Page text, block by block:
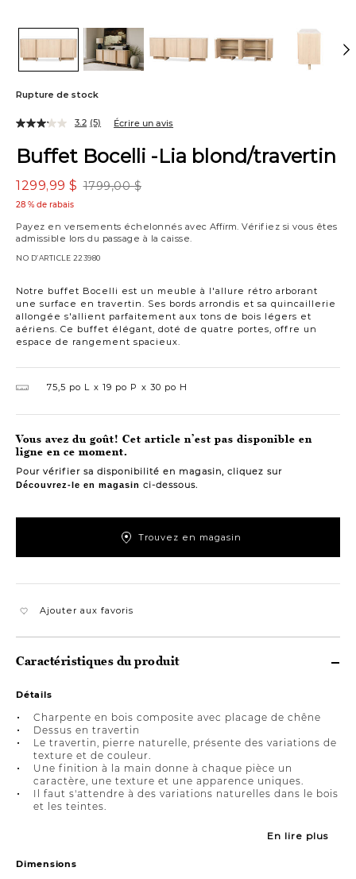
Rupture de stock
Buffet Bocelli -Lia blond/travertin
1799,00 $
1299,99 $
28 % de rabais
Payez en versements échelonnés avec Affirm. Vérifiez si vous êtes
admissible lors du passage à la caisse.
NO D’ARTICLE 223980
Notre buffet Bocelli est un meuble à l'allure rétro arborant
une surface en travertin. Ses bords arrondis et sa quincaillerie
allongée s'allient parfaitement aux tons de bois légers et
aériens. Ce buffet élégant, doté de quatre portes, offre un
espace de rangement spacieux.
3.2 (5) Écrire un avis
75,5 po L 19 po P 30 po H
Vous avez du goût! Cet article n’est pas disponible en
ligne en ce moment.
Pour vérifier sa disponibilité en magasin, cliquez sur
Découvrez-le en magasin ci-dessous.
Trouvez en magasin
Ajouter aux favoris
Caractéristiques du produit
Détails
Charpente en bois composite avec placage de chêne
Dessus en travertin
Le travertin, pierre naturelle, présente des variations de
texture et de couleur.
Une finition à la main donne à chaque pièce un
caractère, une texture et une apparence uniques.
Il faut s'attendre à des variations naturelles dans le bois
et les teintes.
En lire plus
Dimensions